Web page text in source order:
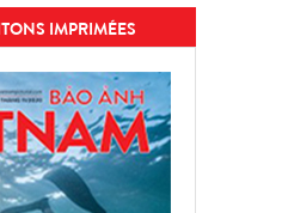
IMPRIMÉES